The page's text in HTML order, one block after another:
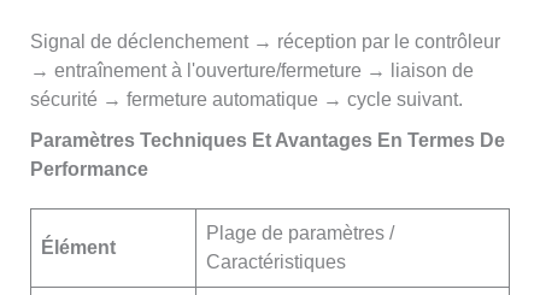
Signal de déclenchement → réception par le contrôleur
→ entraînement à l'ouverture/fermeture → liaison de
sécurité → fermeture automatique → cycle suivant.
Paramètres Techniques Et Avantages En Termes De
Performance
Élément
Plage de paramètres /
Caractéristiques